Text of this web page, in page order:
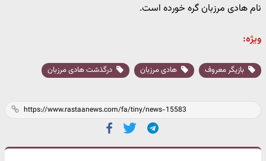
نام هادی مرزبان گره خورده است.
ویژه:
بازیگر معروف هادی مرزبان درگذشت هادی مرزبان